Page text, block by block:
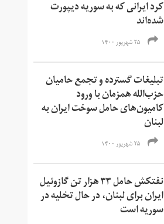
کرد ایرانی که به سوریه دیپورت
شده‌اند
۲۵ شهریور ۱۴۰۰
تبلیغات گسترده و تجمع حامیان
حزب‌الله همزمان با ورود
کامیون‌های حامل سوخت ایران به
لبنان
۲۵ شهریور ۱۴۰۰
نفتکش حامل ۳۳ هزار تن گازوئیل
ایران برای لبنان، در حال تخلیه در
سوریه است